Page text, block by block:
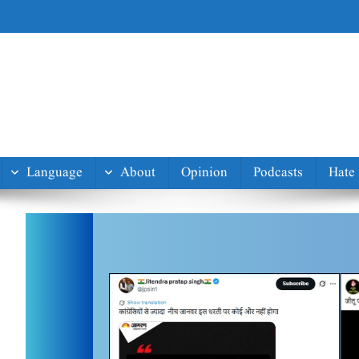
Hate
Podcasts
Opinion
About
Language